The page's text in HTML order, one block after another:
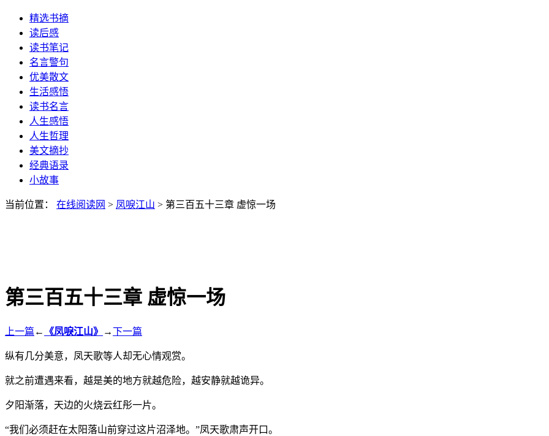
精选书摘
读后感
读书笔记
名言警句
优美散文
生活感悟
读书名言
人生感悟
人生哲理
美文摘抄
经典语录
小故事
当前位置： 在线阅读网 > 凤唳江山 > 第三百五十三章 虚惊一场
第三百五十三章 虚惊一场
上一篇 ← 《凤唳江山》 →下一篇
纵有几分美意，凤天歌等人却无心情观赏。
就之前遭遇来看，越是美的地方就越危险，越安静就越诡异。
夕阳渐落，天边的火烧云红彤一片。
“我们必须赶在太阳落山前穿过这片沼泽地。”凤天歌肃声开口。